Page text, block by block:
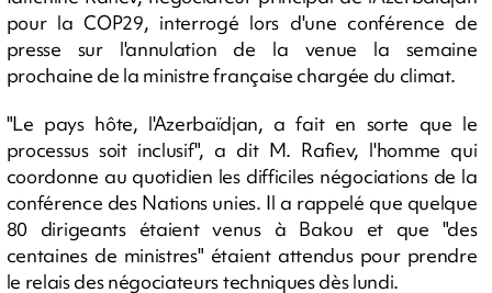
pour la COP29, interrogé lors d'une conférence de
presse sur l'annulation de la venue la semaine
prochaine de la ministre française chargée du climat.
"Le pays hôte, l'Azerbaïdjan, a fait en sorte que le
processus soit inclusif", a dit M. Rafiev, l'homme qui
coordonne au quotidien les difficiles négociations de la
conférence des Nations unies. Il a rappelé que quelque
80 dirigeants étaient venus à Bakou et que "des
centaines de ministres" étaient attendus pour prendre
le relais des négociateurs techniques dès lundi.